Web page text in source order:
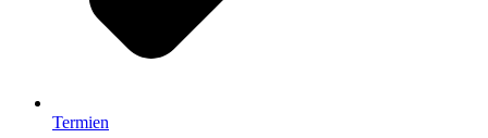
Termien